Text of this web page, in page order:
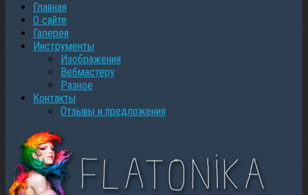
Главная
О сайте
Галерея
Инструменты
Изображения
Вебмастеру
Разное
Контакты
Oтзывы и предложения